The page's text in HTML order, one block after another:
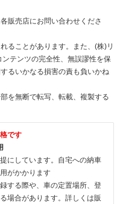
販売店にお問い合わせくださ
ることがあります。また、(株)リ
テンツの完全性、無誤謬性を保
るいかなる損害の責も負いかね
を無断で転写、転載、複製する
です
にしています。自宅への納車
がかかります
する際や、車の定置場所、登
場合があります。詳しくは販